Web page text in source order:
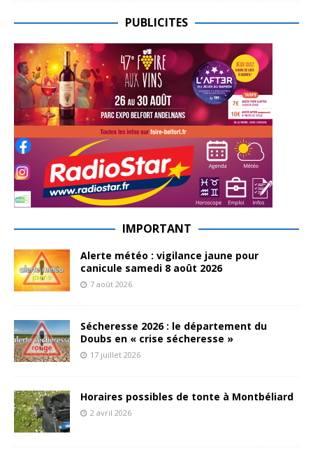
PUBLICITES
IMPORTANT
Alerte météo : vigilance jaune pour
canicule samedi 8 août 2026
7 août 2026
Sécheresse 2026 : le département du
Doubs en « crise sécheresse »
17 juillet 2026
Horaires possibles de tonte à Montbéliard
2 avril 2026